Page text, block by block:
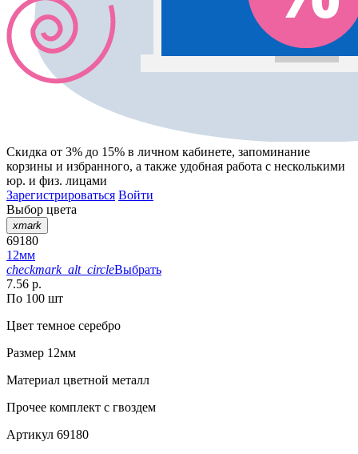
Скидка от 3% до 15% в личном кабинете, запоминание
корзины и избранного, а также удобная работа с несколькими
юр. и физ. лицами
Зарегистрироваться Войти
Выбор цвета
xmark
69180
12мм
checkmark_alt_circleВыбрать
7.56 р.
По 100 шт
Цвет темное серебро
Размер 12мм
Материал цветной металл
Прочее комплект с гвоздем
Артикул 69180